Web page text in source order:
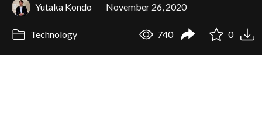
Yutaka Kondo November 26, 2020
Technology 740 0